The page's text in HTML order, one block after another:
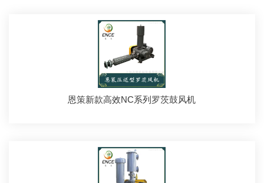
恩策新款高效NC系列罗茨鼓风机